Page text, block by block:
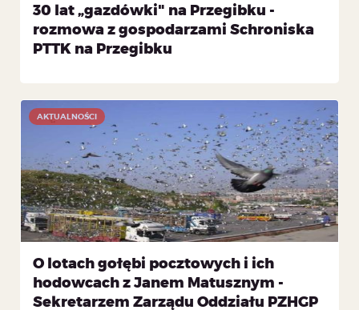
30 lat „gazdówki" na Przegibku -
rozmowa z gospodarzami Schroniska
PTTK na Przegibku
O lotach gołębi pocztowych i ich
hodowcach z Janem Matusznym -
Sekretarzem Zarządu Oddziału PZHGP
AKTUALNOŚCI